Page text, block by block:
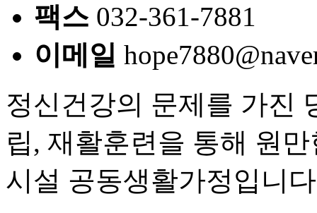
팩스 032-361-7881
이메일
정신건강의 문제를 가진
립, 재활훈련을 통해 원
시설 공동생활가정입니